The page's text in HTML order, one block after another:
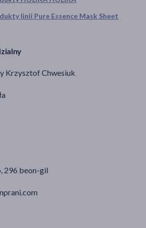
linii Pure Essence Mask Sheet
Krzysztof Chwesiuk
296 beon-gil